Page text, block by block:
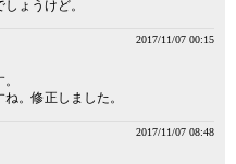
ょうけど。
2017/11/07 00:15
。修正しました。
2017/11/07 08:48